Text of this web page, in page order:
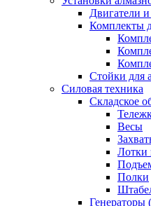
Двигатели
Комплекты
Стойки для
Силовая техника
Складское
Весы
Лотки
Полки
Генераторы